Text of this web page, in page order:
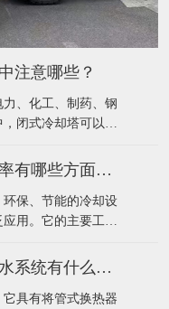
注意哪些？
、化工、制药、钢
闭式冷却塔可以有
效地降低高炉排放
闭式冷却塔的维修
定期检查：应定期
包括塔体、集水
不锈钢冷却塔工作效率有哪些方面提高？
保、节能的冷却设
用。它的主要工作
速传递到填料中，
，完成热量的转
却塔的工作效率主
封闭式冷却塔中喷淋水系统有什么作用？
具有将管式换热器